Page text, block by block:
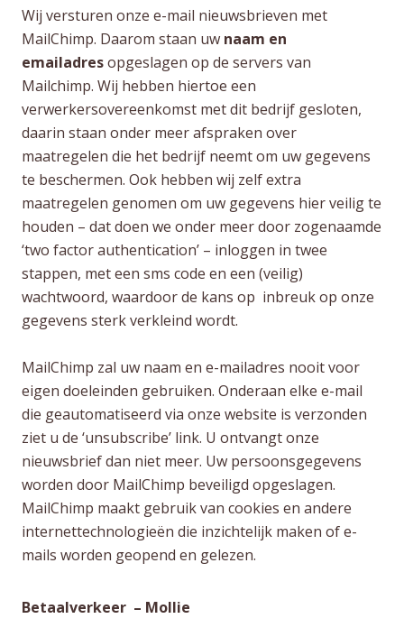
Wij versturen onze e-mail nieuwsbrieven met
MailChimp. Daarom staan uw naam en
emailadresopgeslagen op de servers van
Mailchimp. Wij hebben hiertoe een
verwerkersovereenkomst met dit bedrijf gesloten,
daarin staan onder meer afspraken over
maatregelen die het bedrijf neemt om uw gegevens
te beschermen. Ook hebben wij zelf extra
maatregelen genomen om uw gegevens hier veilig te
houden – dat doen we onder meer door zogenaamde
‘two factor authentication’ – inloggen in twee
stappen, met een sms code en een (veilig)
wachtwoord, waardoor de kans op inbreuk op onze
gegevens sterk verkleind wordt.
MailChimp zal uw naam en e-mailadres nooit voor
eigen doeleinden gebruiken. Onderaan elke e-mail
die geautomatiseerd via onze website is verzonden
ziet u de ‘unsubscribe’ link. U ontvangt onze
nieuwsbrief dan niet meer. Uw persoonsgegevens
worden door MailChimp beveiligd opgeslagen.
MailChimp maakt gebruik van cookies en andere
internettechnologieën die inzichtelijk maken of e-
mails worden geopend en gelezen.
Betaalverkeer – Mollie